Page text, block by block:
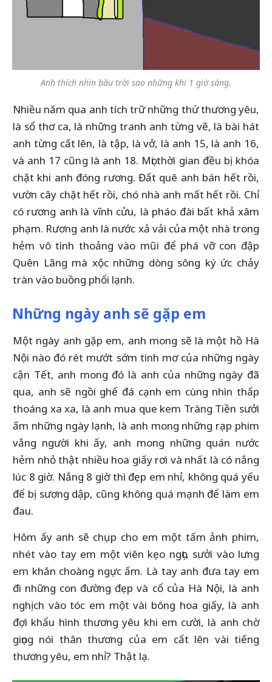
Anh thích nhìn bầu trời sao những khi 1 giờ sáng.
Nhiều năm qua anh tích trữ những thứ thương yêu,
là sổ thơ ca, là những tranh anh từng vẽ, là bài hát
anh từng cất lên, là tập, là vở, là anh 15, là anh 16,
và anh 17 cũng là anh 18. Mọi thời gian đều bị khóa
chặt khi anh đóng rương. Đất quê anh bán hết rồi,
vườn cây chặt hết rồi, chó nhà anh mất hết rồi. Chỉ
có rương anh là vĩnh cửu, là pháo đài bất khả xâm
phạm. Rương anh là nước xả vải của một nhà trong
hẻm vô tình thoảng vào mũi để phá vỡ con đập
Quên Lãng mà xộc những dòng sông ký ức chảy
tràn vào buồng phổi lạnh.
Những ngày anh sẽ gặp em
Một ngày anh gặp em, anh mong sẽ là một hồ Hà
Nội nào đó rét mướt sớm tinh mơ của những ngày
cận Tết, anh mong đó là anh của những ngày đã
qua, anh sẽ ngồi ghế đá cạnh em cùng nhìn thấp
thoáng xa xa, là anh mua que kem Tràng Tiền sưởi
ấm những ngày lạnh, là anh mong những rạp phim
vắng người khi ấy, anh mong những quán nước
hẻm nhỏ thật nhiều hoa giấy rơi và nhất là có nắng
lúc 8 giờ. Nắng 8 giờ thì đẹp em nhỉ, không quá yếu
để bị sương dập, cũng không quá mạnh để làm em
đau.
Hôm ấy anh sẽ chụp cho em một tấm ảnh phim,
nhét vào tay em một viên kẹo ngọt, sưởi vào lưng
em khăn choàng ngực ấm. Là tay anh đưa tay em
đi những con đường đẹp và cổ của Hà Nội, là anh
nghịch vào tóc em một vài bông hoa giấy, là anh
đợi khẩu hình thương yêu khi em cười, là anh chờ
giọng nói thân thương của em cất lên vài tiếng
thương yêu, em nhỉ? Thật lạ.